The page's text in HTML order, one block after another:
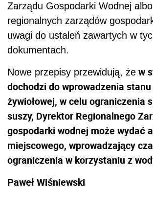
Zarządu Gospodarki Wodnej
regionalnych zarządów
uwagi do ustaleń zawartych w
dokumentach.
Nowe przepisy przewidują, że w
dochodzi do wprowadzenia
żywiołowej, w celu ograniczenia
suszy, Dyrektor Regionalnego
gospodarki wodnej może wydać
miejscowego, wprowadzający
ograniczenia w korzystaniu z
Paweł Wiśniewski